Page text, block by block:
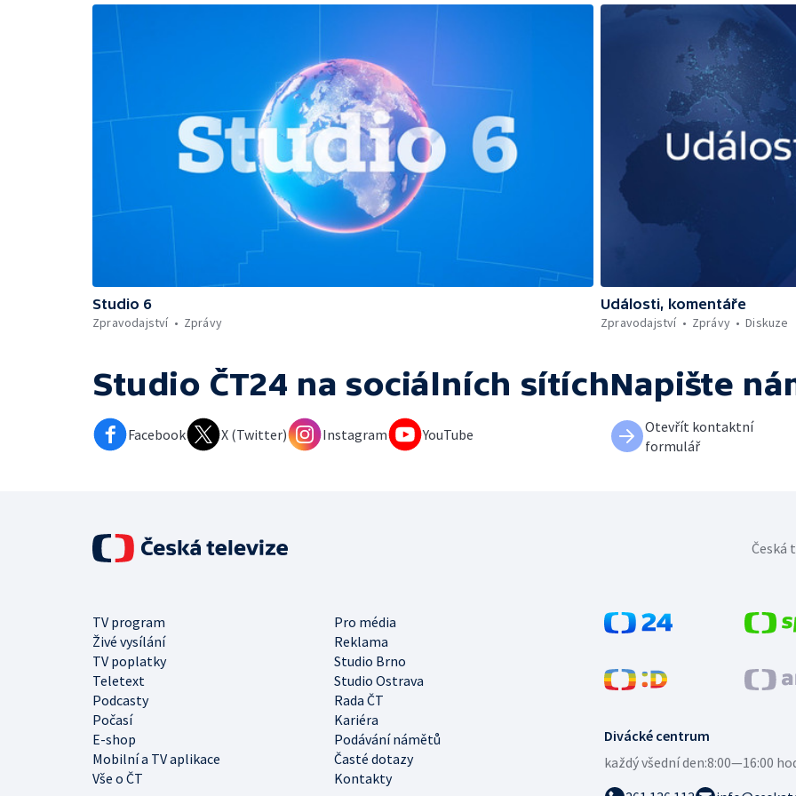
Studio 6
Zpravodajství
Zprávy
Události, komentáře
Zpravodajství
Zprávy Diskuze
Studio ČT24 na sociálních sítích
Facebook X (Twitter) Instagram YouTube
Napište
Otevřít kontaktní
formulář
Divácké centrum
každý všední den:8:00—16:00
TV program
Pro média
Živé vysílání
Reklama
TV poplatky
Studio Brno
Teletext
Studio Ostrava
Podcasty
Rada ČT
Počasí
Kariéra
E-shop
Podávání námětů
Mobilní a TV aplikace
Časté dotazy
Vše o ČT
Kontakty
Česká